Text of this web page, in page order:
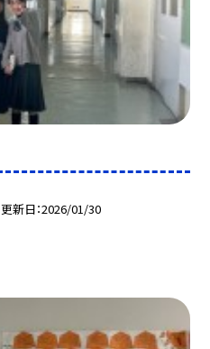
更新日 2026/01/30